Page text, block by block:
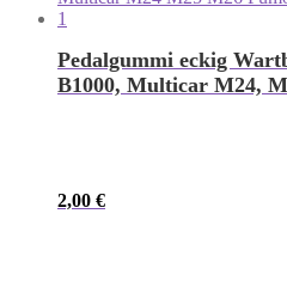
Pedalgummi eckig
B1000, Multicar M24,
2,00 €